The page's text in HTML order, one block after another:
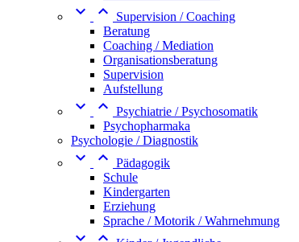
 
Supervision / Coaching
Beratung
Coaching / Mediation
Organisationsberatung
Supervision
Aufstellung
  Psychiatrie / Psychosomatik
Psychopharmaka
Psychologie / Diagnostik
  Pädagogik
Schule
Kindergarten
Erziehung
Sprache / Motorik / Wahrnehmung
 